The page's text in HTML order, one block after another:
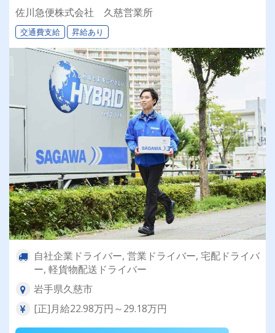
佐川急便株式会社 久慈営業所
交通費支給 昇給あり
自社企業ドライバー, 営業ドライバー, 宅配ドライバ
ー, 軽貨物配送ドライバー
岩手県久慈市
[正]月給22.98万円～29.18万円